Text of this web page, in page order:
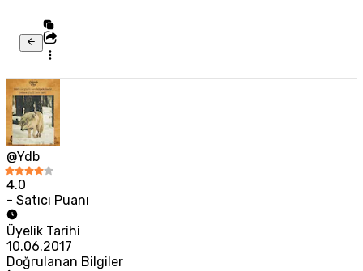
@Ydb
4.0
- Satıcı Puanı
Üyelik Tarihi
10.06.2017
Doğrulanan Bilgiler